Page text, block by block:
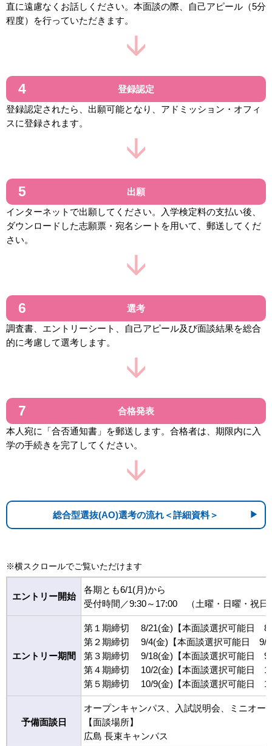
直に遠慮なくお話しください。本面談の際、自己アピール（5分
程度）を行っていただきます。
登録認定
登録認定されたら、出願可能となり、アドミッション・オフィ
スに登録されます。
出願
インターネットで出願してください。入学検定料の支払い後、
ダウンロードした志願票・宛名シートを用いて、郵送してくだ
さい。
選考
調査書、エントリーシート、自己アピール及び面談結果を総合
的に考慮して選考します。
合格発表
本人宛に「合否通知書」を郵送します。合格者は、期限内に入
学の手続きを完了してください。
総合型選抜(AO)選考の流れ＜詳細資料＞
※横スクロールでご覧いただけます
エントリー開始
各期とも6/1(月)から
受付時間／9:30～17:00 （土曜・日曜・祝
エントリー期間
第１期締切 8/21(金)【本面談選択可能日 8/
第２期締切 9/4(金)【本面談選択可能日 9/
第３期締切 9/18(金)【本面談選択可能日 9/
第４期締切 10/2(金)【本面談選択可能日
第５期締切 10/9(金)【本面談選択可能日
予備面談日
オープンキャンパス、入試説明会、ミニオ
【面談場所】
広島 長束キャンパス